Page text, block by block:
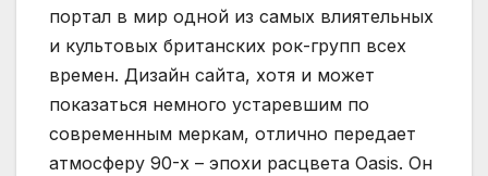
портал в мир одной из самых влиятельных
и культовых британских рок-групп всех
времен. Дизайн сайта, хотя и может
показаться немного устаревшим по
современным меркам, отлично передает
атмосферу 90-х – эпохи расцвета Oasis. Он